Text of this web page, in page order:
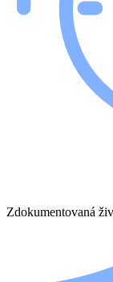
Zdokumentovaná